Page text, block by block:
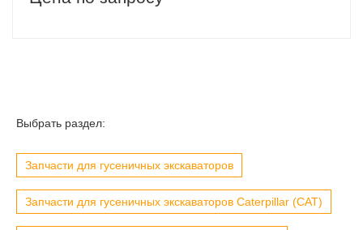
Выбрать раздел:
Запчасти для гусеничных экскаваторов
Запчасти для гусеничных экскаваторов Caterpillar (CAT)